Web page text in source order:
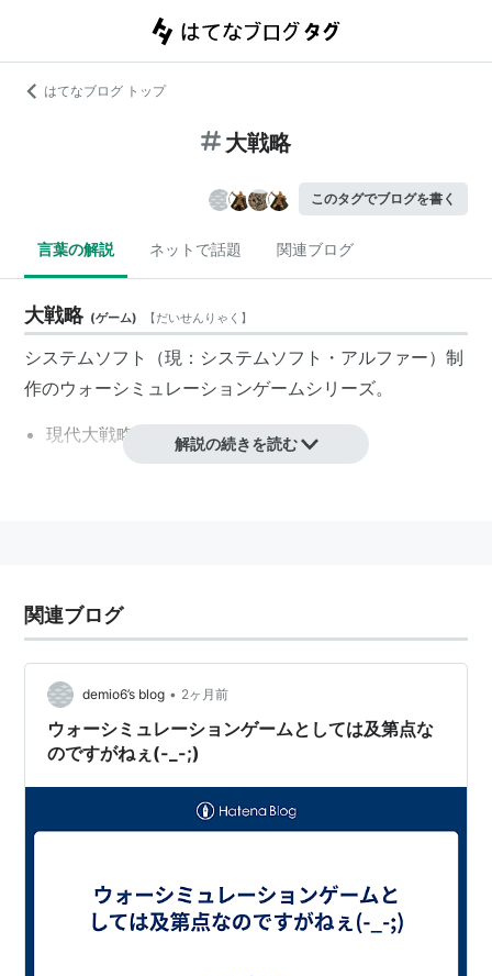
はてなブログ トップ
大戦略
このタグでブログを書く
言葉の解説 ネットで話題 関連ブログ
大戦略 (ゲーム) 【だいせんりゃく 】
システムソフト （現： システムソフト・アルファー）制
作のウォーシミュレーションゲームシリーズ。
現代大戦略
大戦略IV
現代大戦略EX
大戦略V
大戦略VI
大戦略VII
大戦略パーフェクト1.0
大戦略マスターコンバット
派生ゲームでファンタジーナイト→マスターオブモンス
解説の続きを読む
関連ブログ
demio6’s blog • 2ヶ月前
ウォーシミュレーションゲームとしては及第点な
のですがねぇ(-_-;)